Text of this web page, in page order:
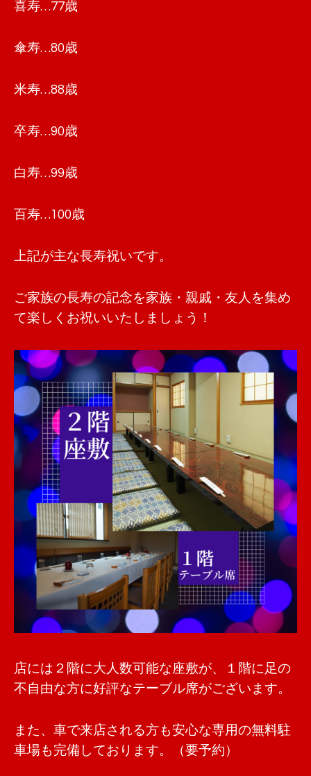
喜寿…77歳
傘寿…80歳
米寿…88歳
卒寿…90歳
白寿…99歳
百寿…100歳
上記が主な長寿祝いです。
ご家族の長寿の記念を家族・親戚・友人を集め
て楽しくお祝いいたしましょう！
店には２階に大人数可能な座敷が、１階に足の
不自由な方に好評なテーブル席がございます。
また、車で来店される方も安心な専用の無料駐
車場も完備しております。（要予約）